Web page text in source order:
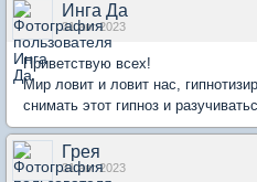
Инга Да
31 авг 2023
Приветствую всех!
Мир ловит и ловит нас,
снимать этот гипноз и
Грея
31 авг 2023